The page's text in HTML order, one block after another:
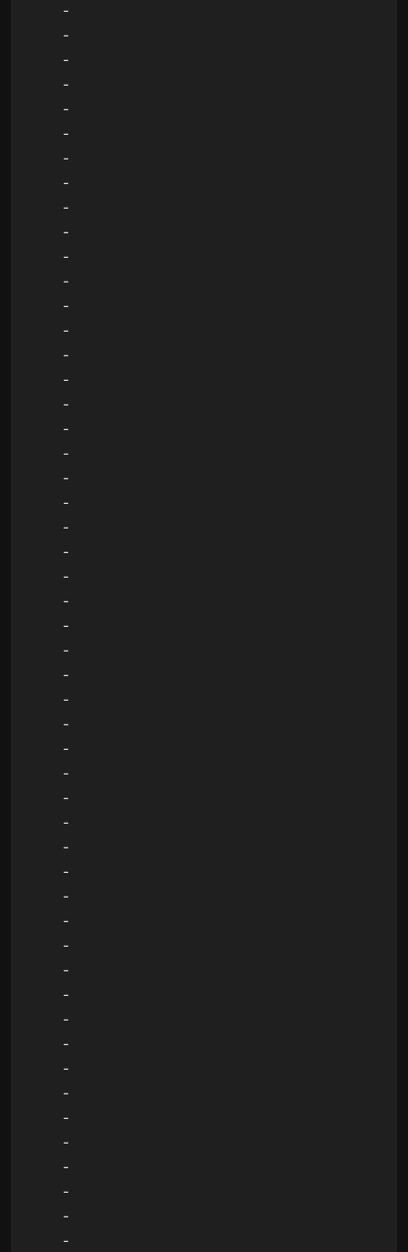
-
-
-
-
-
-
-
-
-
-
-
-
-
-
-
-
-
-
-
-
-
-
-
-
-
-
-
-
-
-
-
-
-
-
-
-
-
-
-
-
-
-
-
-
-
-
-
-
-
-
-